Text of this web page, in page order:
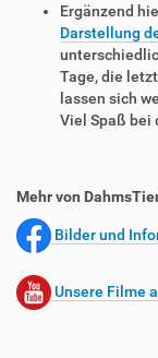
Ergänzend
Darstellung
Tage, die
lassen sich
Viel Spaß bei
Mehr von
Bilder und
Unsere Filme